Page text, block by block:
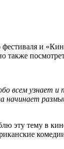
и
также
всем узнает
эту тему в